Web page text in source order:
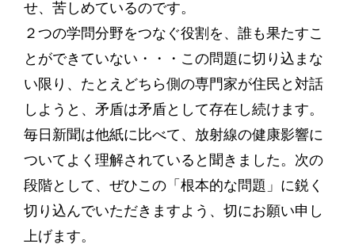
せ、苦しめているのです。
２つの学問分野をつなぐ役割を、誰も果たすこ
とができていない・・・この問題に切り込まな
い限り、たとえどちら側の専門家が住民と対話
しようと、矛盾は矛盾として存在し続けます。
毎日新聞は他紙に比べて、放射線の健康影響に
ついてよく理解されていると聞きました。次の
段階として、ぜひこの「根本的な問題」に鋭く
切り込んでいただきますよう、切にお願い申し
上げます。